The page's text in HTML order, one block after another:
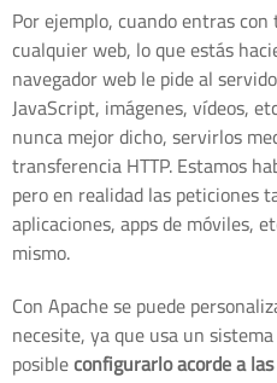
Por ejemplo, cuando entras
cualquier web, lo que estás
navegador web le pide al
JavaScript, imágenes, vídeos,
nunca mejor dicho, servirlos
transferencia HTTP. Estamos
pero en realidad las peticiones
aplicaciones, apps de móviles,
mismo.
Con Apache se puede
necesite, ya que usa un
posibleconfigurarlo acorde a